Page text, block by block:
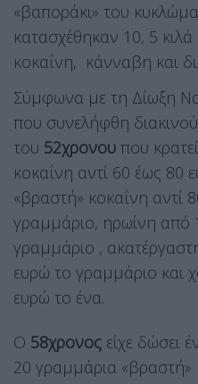
«βαποράκι» του
κατασχέθηκαν 10, 5
κοκαΐνη, κάνναβη και
Σύμφωνα με τη Δίωξη
που συνελήφθη
του 52χρονου που
κοκαΐνη αντί 60 έως 80
«βραστή» κοκαΐνη αντί
γραμμάριο, ηρωίνη από
γραμμάριο ,
ευρώ το γραμμάριο και
ευρώ το ένα.
Ο 58χρονος είχε δώσει
20 γραμμάρια «βραστή»